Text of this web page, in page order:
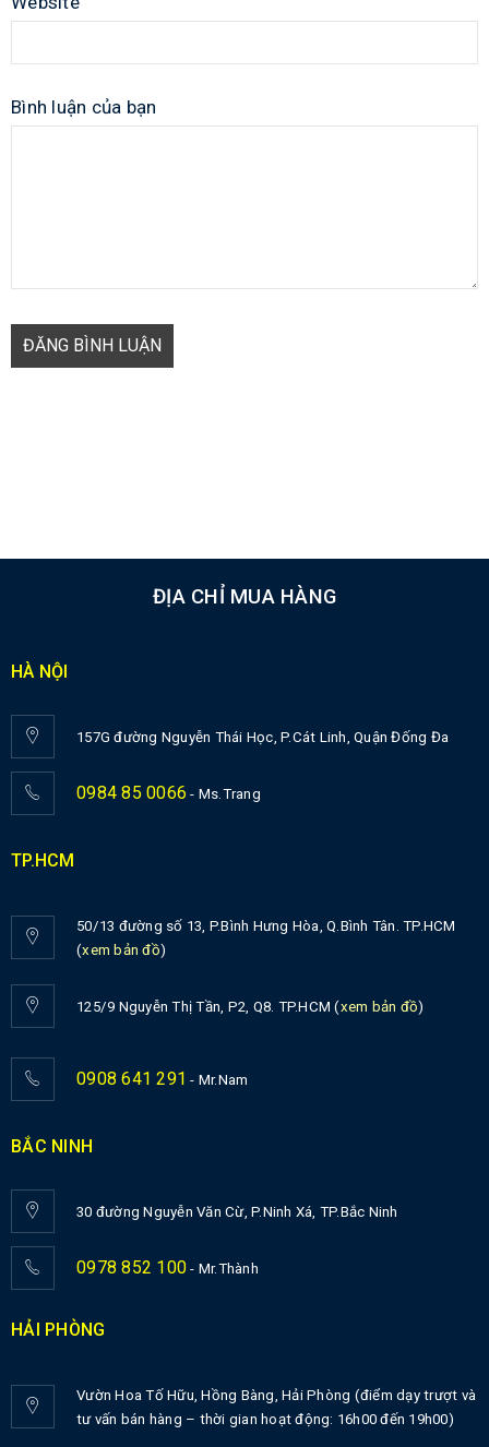
Bình luận của bạn
ĐĂNG BÌNH LUẬN
ĐỊA CHỈ MUA HÀNG
HÀ NỘI
157G đường Nguyễn Thái Học, P.Cát Linh, Quận Đống Đa
0984 85 0066 - Ms.Trang
TP.HCM
50/13 đường số 13, P.Bình Hưng Hòa, Q.Bình Tân. TP.HCM
(xem bản đồ)
125/9 Nguyễn Thị Tần, P2, Q8. TP.HCM (xem bản đồ)
0908 641 291 - Mr.Nam
BẮC NINH
30 đường Nguyễn Văn Cừ, P.Ninh Xá, TP.Bắc Ninh
0978 852 100 - Mr.Thành
HẢI PHÒNG
Vườn Hoa Tố Hữu, Hồng Bàng, Hải Phòng (điểm dạy trượt và
tư vấn bán hàng – thời gian hoạt động: 16h00 đến 19h00)